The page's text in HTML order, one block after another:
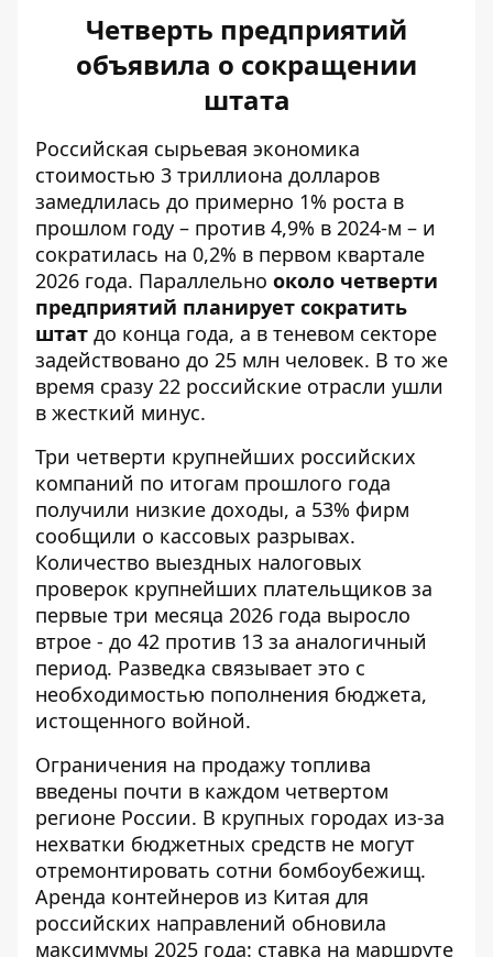
Четверть предприятий
объявила о сокращении
штата
Российская сырьевая экономика
стоимостью 3 триллиона долларов
замедлилась до примерно 1% роста в
прошлом году – против 4,9% в 2024-м – и
сократилась на 0,2% в первом квартале
2026 года. Параллельно около четверти
предприятий планирует сократить
штат до конца года, а в теневом секторе
задействовано до 25 млн человек. В то же
время сразу 22 российские отрасли ушли
в жесткий минус.
Три четверти крупнейших российских
компаний по итогам прошлого года
получили низкие доходы, а 53% фирм
сообщили о кассовых разрывах.
Количество выездных налоговых
проверок крупнейших плательщиков за
первые три месяца 2026 года выросло
втрое - до 42 против 13 за аналогичный
период. Разведка связывает это с
необходимостью пополнения бюджета,
истощенного войной.
Ограничения на продажу топлива
введены почти в каждом четвертом
регионе России. В крупных городах из-за
нехватки бюджетных средств не могут
отремонтировать сотни бомбоубежищ.
Аренда контейнеров из Китая для
российских направлений обновила
максимумы 2025 года: ставка на маршруте